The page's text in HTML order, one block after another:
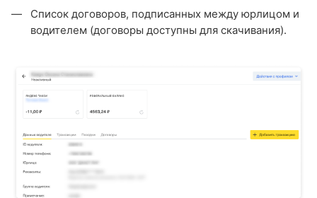
Список договоров, подписанных между юрлицом и
водителем (договоры доступны для скачивания).